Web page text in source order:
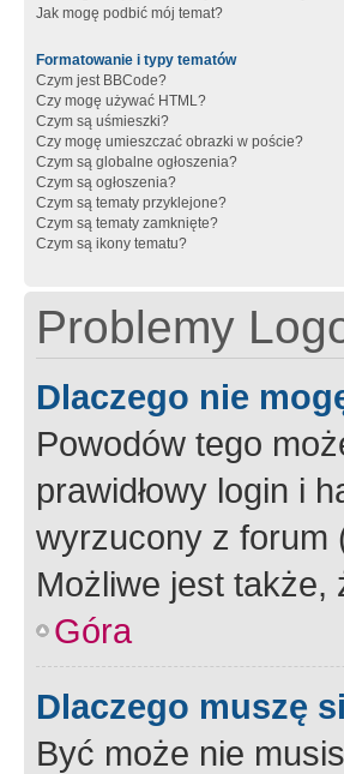
Jak mogę podbić mój temat?
Formatowanie i typy tematów
Czym jest BBCode?
Czy mogę używać HTML?
Czym są uśmieszki?
Czy mogę umieszczać obrazki w poście?
Czym są globalne ogłoszenia?
Czym są ogłoszenia?
Czym są tematy przyklejone?
Czym są tematy zamknięte?
Czym są ikony tematu?
Problemy
Dlaczego nie
Powodów tego
prawidłowy login i
wyrzucony z forum
Możliwe jest także,
Góra
Dlaczego muszę
Być może nie